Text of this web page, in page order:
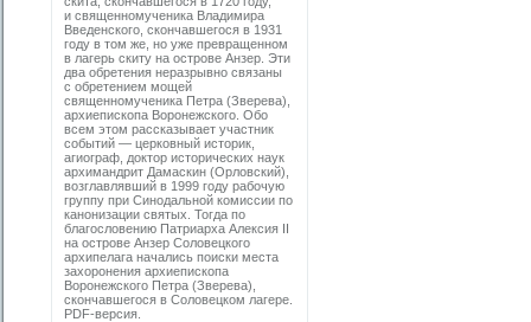
и священномученика Владимира
Введенского, скончавшегося в 1931
году в том же, но уже превращенном
в лагерь скиту на острове Анзер. Эти
два обретения неразрывно связаны
с обретением мощей
священномученика Петра (Зверева),
архиепископа Воронежского. Обо
всем этом рассказывает участник
событий — церковный историк,
агиограф, доктор исторических наук
архимандрит Дамаскин (Орловский),
возглавлявший в 1999 году рабочую
группу при Синодальной комиссии по
канонизации святых. Тогда по
благословению Патриарха Алексия II
на острове Анзер Соловецкого
архипелага начались поиски места
захоронения архиепископа
Воронежского Петра (Зверева),
скончавшегося в Соловецком лагере.
PDF-версия.